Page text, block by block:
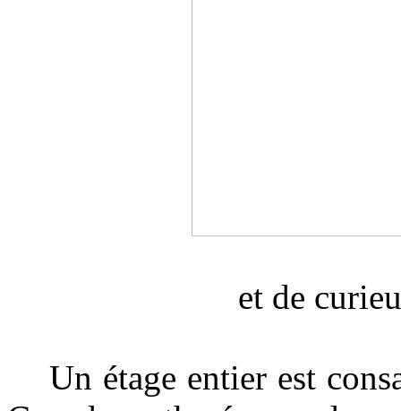
et de
Un étage entier est